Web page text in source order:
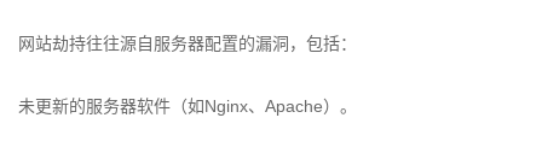
网站劫持往往源自服务器配置的漏洞，包括：
未更新的服务器软件（如Nginx、Apache）。